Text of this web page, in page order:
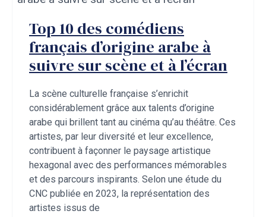
Top 10 des comédiens
français d’origine arabe à
suivre sur scène et à l’écran
La scène culturelle française s’enrichit
considérablement grâce aux talents d’origine
arabe qui brillent tant au cinéma qu’au théâtre. Ces
artistes, par leur diversité et leur excellence,
contribuent à façonner le paysage artistique
hexagonal avec des performances mémorables
et des parcours inspirants. Selon une étude du
CNC publiée en 2023, la représentation des
artistes issus de